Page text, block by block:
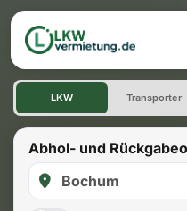
LKW
LKW Transporter
Abhol- und